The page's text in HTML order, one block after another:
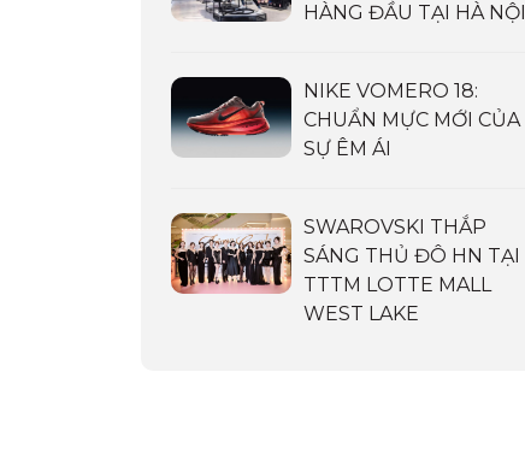
HÀNG ĐẦU TẠI HÀ NỘI
NIKE VOMERO 18:
CHUẨN MỰC MỚI CỦA
SỰ ÊM ÁI
SWAROVSKI THẮP
SÁNG THỦ ĐÔ HN TẠI
TTTM LOTTE MALL
WEST LAKE